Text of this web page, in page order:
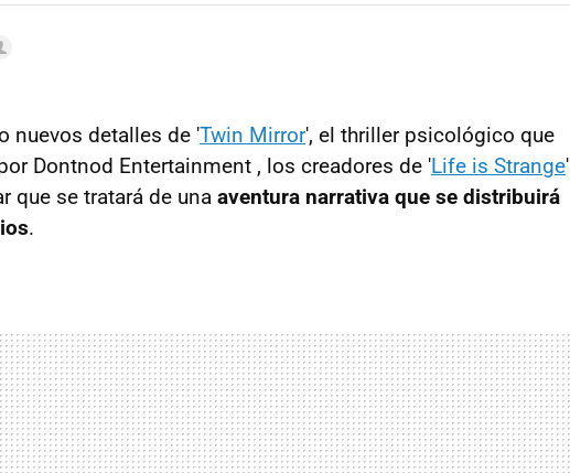
nuevos detalles de 'Twin Mirror', el thriller psicológico que
Dontnod Entertainment , los creadores de 'Life is Strange'
que se tratará de una aventura narrativa que se distribuirá
.